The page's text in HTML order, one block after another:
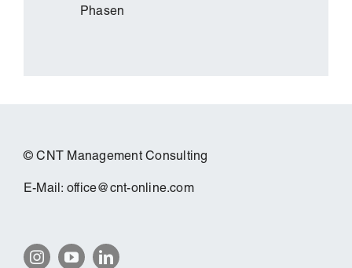
Phasen
© CNT Management Consulting
E-Mail: office@cnt-online.com